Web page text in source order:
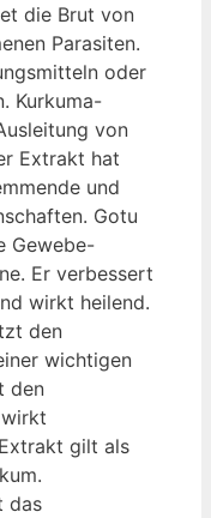
die Brut von
Parasiten.
oder
Kurkuma-
von
Extrakt hat
und
Gotu
Gewebe-
Er verbessert
wirkt heilend.
den
wichtigen
den
gilt als
das